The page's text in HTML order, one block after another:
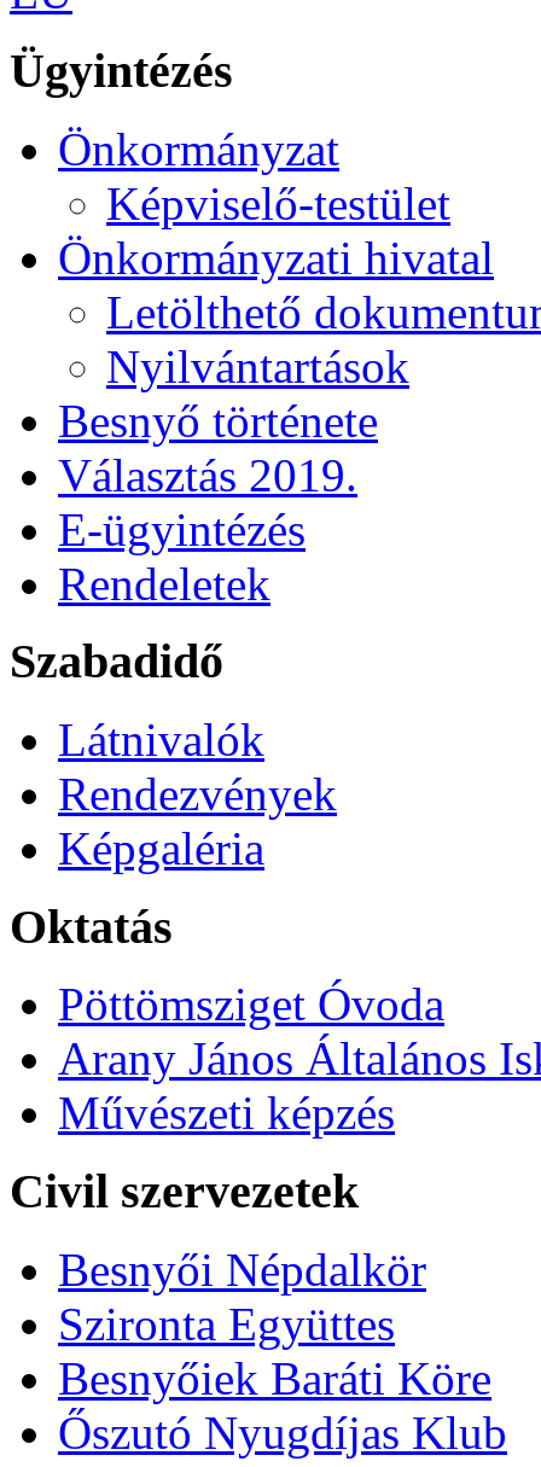
Ügyintézés
Önkormányzat
Képviselő-testület
Önkormányzati hivatal
Letölthető
Nyilvántartások
Besnyő története
Választás 2019.
E-ügyintézés
Rendeletek
Szabadidő
Látnivalók
Rendezvények
Képgaléria
Oktatás
Pöttömsziget Óvoda
Arany János Általános
Művészeti képzés
Civil szervezetek
Besnyői Népdalkör
Szironta Együttes
Besnyőiek Baráti Köre
Őszutó Nyugdíjas Klub